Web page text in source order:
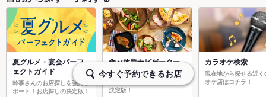
夏グルメ・宴会パーフ
ェクトガイド
幹事さんのお店探しを強力サ
ポート！お店探しの決定版！
食べ放題ナビゲーター
焼肉食べ放題やスイーツ食べ
決定版！
カラオケ検索
現在地から探せる近く
オケ店はコチラ！
今すぐ予約できるお店